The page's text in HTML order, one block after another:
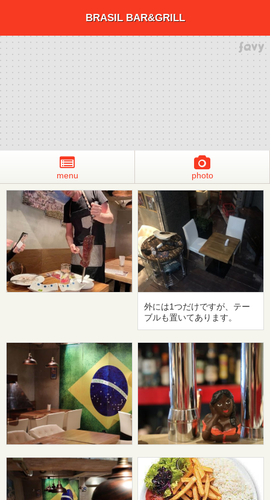
BRASIL BAR&GRILL
menu photo
外には1つだけですが、テー
ブルも置いてあります。